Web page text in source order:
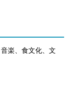
楽、食文化、文